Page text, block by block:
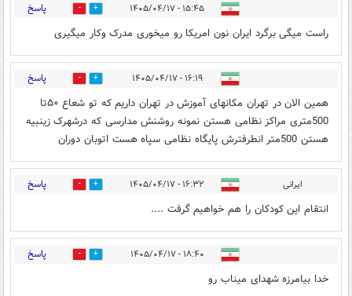
۱۵:۴۵ - ۱۴۰۵/۰۴/۱۷ 0 پاسخ
راست میگی برگرد ایران نون امریکا رو میخوری مدرک وکار میگیری
۱۶:۱۹ - ۱۴۰۵/۰۴/۱۷ 0 پاسخ
همین الان در تهران مکانهای آموزش در تهران داریم که تو شعاع ۵۰تا
500متری مراکز نظامی هستن نمونه روشنش مدارسی که درشهرک زینبیه
هستن 500متر انطرفترش پایگاه نظامی سپاه هست اتوبان دوران
ایرانی ۱۶:۳۲ - ۱۴۰۵/۰۴/۱۷ 24 پاسخ
انتقام این کودکان را هم خواهیم گرفت ....
۱۸:۴۰ - ۱۴۰۵/۰۴/۱۷ 4 پاسخ
خدا بیامرزه شهدای میناب رو